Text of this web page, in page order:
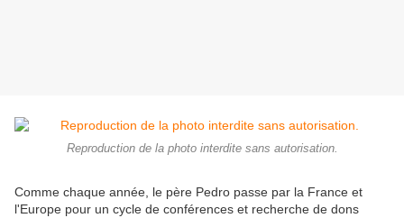
Reproduction de la photo interdite sans autorisation.
Comme chaque année, le père Pedro passe par la France et
l'Europe pour un cycle de conférences et recherche de dons